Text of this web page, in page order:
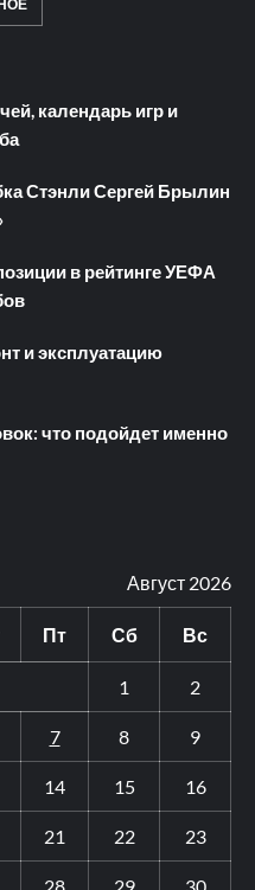
календарь игр и
Стэнли Сергей Брылин
в рейтинге УЕФА
и эксплуатацию
что подойдет именно
Август 2026
Пт Сб Вс
1 2
7 8 9
14 15 16
21 22 23